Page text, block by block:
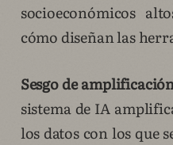
socioeconómicos
cómo diseñan las
Sesgo de
sistema de IA
los datos con los que